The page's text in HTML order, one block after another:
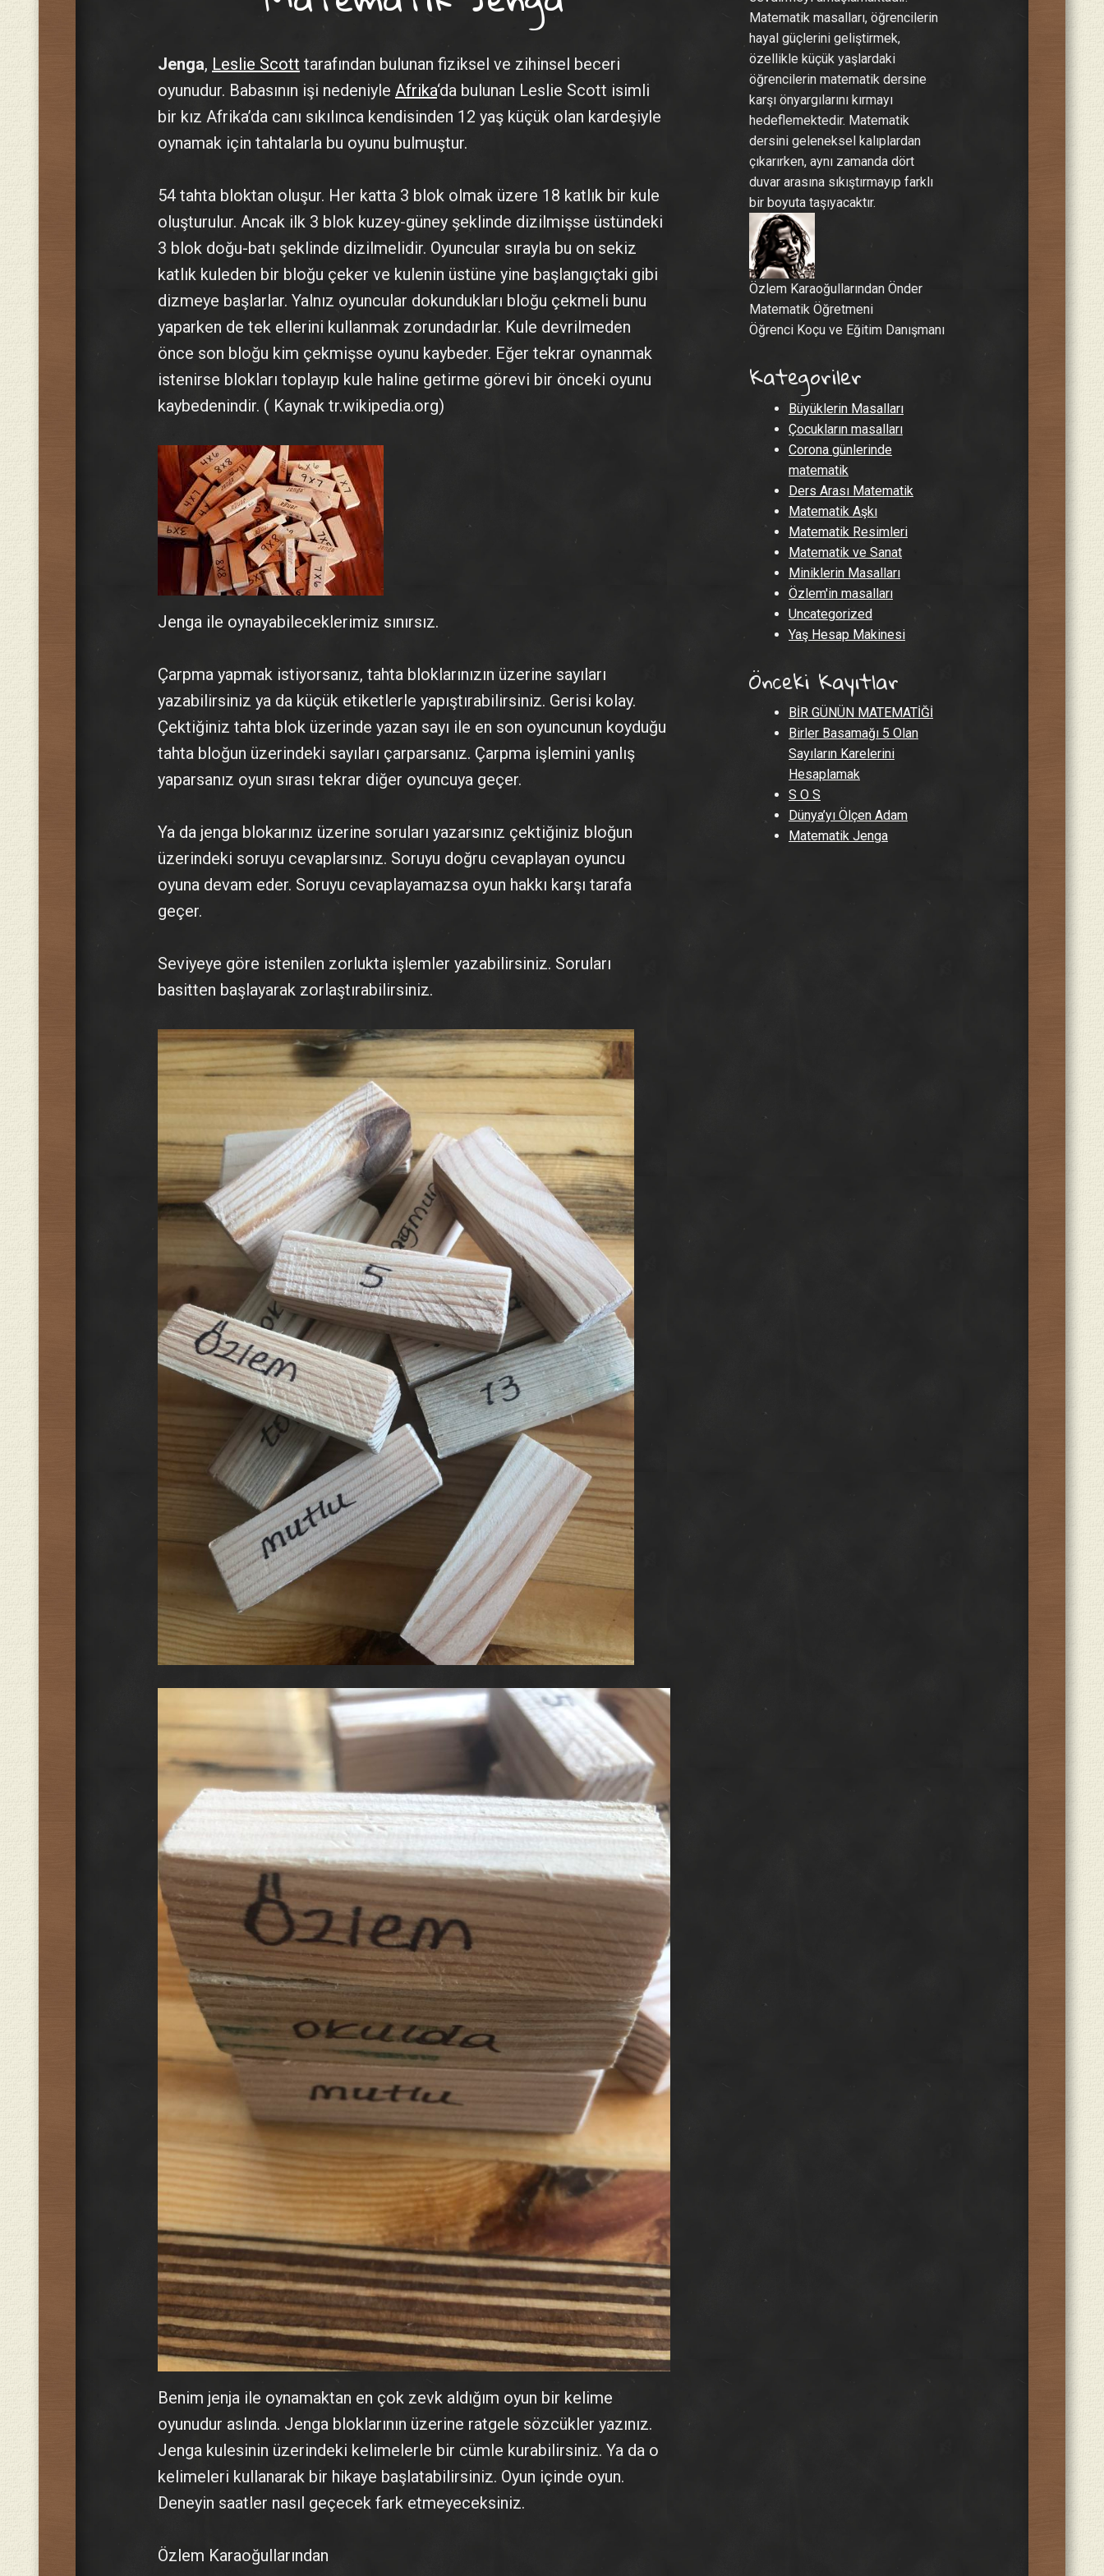
Jenga, Leslie Scott tarafından bulunan fiziksel ve zihinsel beceri
oyunudur. Babasının işi nedeniyle Afrika‘da bulunan Leslie Scott isimli
bir kız Afrika’da canı sıkılınca kendisinden 12 yaş küçük olan kardeşiyle
oynamak için tahtalarla bu oyunu bulmuştur.
54 tahta bloktan oluşur. Her katta 3 blok olmak üzere 18 katlık bir kule
oluşturulur. Ancak ilk 3 blok kuzey-güney şeklinde dizilmişse üstündeki
3 blok doğu-batı şeklinde dizilmelidir. Oyuncular sırayla bu on sekiz
katlık kuleden bir bloğu çeker ve kulenin üstüne yine başlangıçtaki gibi
dizmeye başlarlar. Yalnız oyuncular dokundukları bloğu çekmeli bunu
yaparken de tek ellerini kullanmak zorundadırlar. Kule devrilmeden
önce son bloğu kim çekmişse oyunu kaybeder. Eğer tekrar oynanmak
istenirse blokları toplayıp kule haline getirme görevi bir önceki oyunu
kaybedenindir. ( Kaynak tr.wikipedia.org)
Jenga ile oynayabileceklerimiz sınırsız.
Çarpma yapmak istiyorsanız, tahta bloklarınızın üzerine sayıları
yazabilirsiniz ya da küçük etiketlerle yapıştırabilirsiniz. Gerisi kolay.
Çektiğiniz tahta blok üzerinde yazan sayı ile en son oyuncunun koyduğu
tahta bloğun üzerindeki sayıları çarparsanız. Çarpma işlemini yanlış
yaparsanız oyun sırası tekrar diğer oyuncuya geçer.
Ya da jenga blokarınız üzerine soruları yazarsınız çektiğiniz bloğun
üzerindeki soruyu cevaplarsınız. Soruyu doğru cevaplayan oyuncu
oyuna devam eder. Soruyu cevaplayamazsa oyun hakkı karşı tarafa
geçer.
Seviyeye göre istenilen zorlukta işlemler yazabilirsiniz. Soruları
basitten başlayarak zorlaştırabilirsiniz.
Benim jenja ile oynamaktan en çok zevk aldığım oyun bir kelime
oyunudur aslında. Jenga bloklarının üzerine ratgele sözcükler yazınız.
Jenga kulesinin üzerindeki kelimelerle bir cümle kurabilirsiniz. Ya da o
kelimeleri kullanarak bir hikaye başlatabilirsiniz. Oyun içinde oyun.
Deneyin saatler nasıl geçecek fark etmeyeceksiniz.
Özlem Karaoğullarından
Matematik masalları, öğrencilerin
hayal güçlerini geliştirmek,
özellikle küçük yaşlardaki
öğrencilerin matematik dersine
karşı önyargılarını kırmayı
hedeflemektedir. Matematik
dersini geleneksel kalıplardan
çıkarırken, aynı zamanda dört
duvar arasına sıkıştırmayıp farklı
bir boyuta taşıyacaktır.
Özlem Karaoğullarından Önder
Matematik Öğretmeni
Öğrenci Koçu ve Eğitim Danışmanı
Kategoriler
Büyüklerin Masalları
Çocukların masalları
Corona günlerinde
matematik
Ders Arası Matematik
Matematik Aşkı
Matematik Resimleri
Matematik ve Sanat
Miniklerin Masalları
Özlem'in masalları
Uncategorized
Yaş Hesap Makinesi
Önceki Kayıtlar
BİR GÜNÜN MATEMATİĞİ
Birler Basamağı 5 Olan
Sayıların Karelerini
Hesaplamak
S O S
Dünya’yı Ölçen Adam
Matematik Jenga